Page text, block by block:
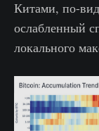
Китами, по-
ослабленный
локального